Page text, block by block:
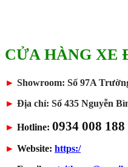
CỬA HÀNG XE
► Showroom: Số 97A
► Địa chỉ: Số 435 Nguyễn
► Hotline: 0934 008 188
► Website: https:/